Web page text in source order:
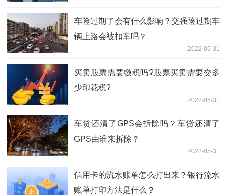
车险过期了会有什么影响？交强险过期车
辆上路会被扣车吗？
2022-05-31
买卖股票需要缴税吗?股票买卖需要交多
少印花税?
2022-05-31
车贷还清了GPS会拆除吗？车贷还清了
GPS由谁来拆除？
2022-05-31
信用卡的流水账单怎么打出来？银行流水
账单打印方法是什么？